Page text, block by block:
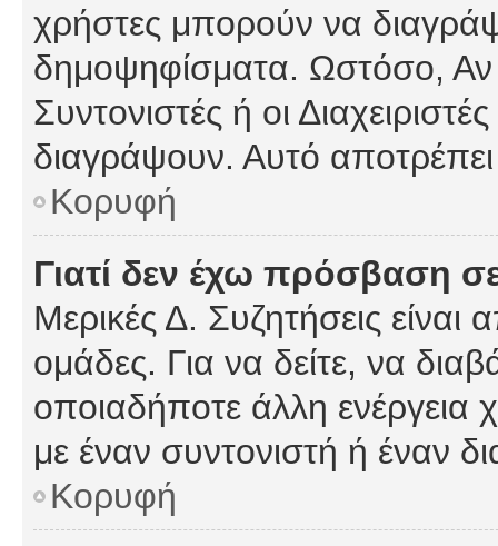
χρήστες μπορούν να
δημοψηφίσματα. Ωστόσο, Αν
Συντονιστές ή οι
διαγράψουν. Αυτό
Κορυφή
Γιατί δεν έχω πρόσβαση
Μερικές Δ. Συζητήσεις είναι
ομάδες. Για να δείτε, να
οποιαδήποτε άλλη ενέργεια
με έναν συντονιστή ή έναν
Κορυφή